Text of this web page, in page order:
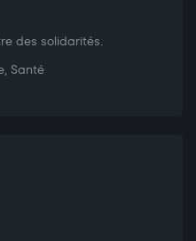
des solidarités.
Santé